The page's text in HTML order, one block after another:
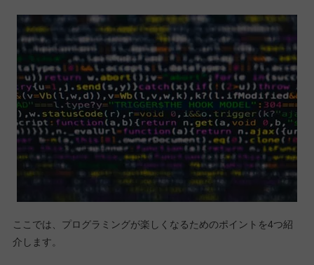
ここでは、プログラミングが楽しくなるためのポイントを4つ紹
介します。